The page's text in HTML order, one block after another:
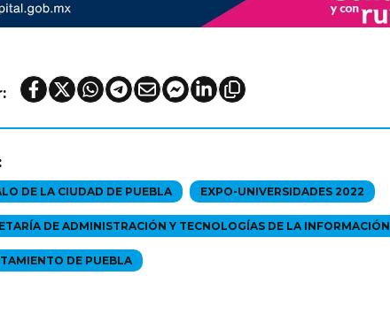
DE LA CIUDAD DE PUEBLA EXPO-UNIVERSIDADES 2022
DE ADMINISTRACIÓN Y TECNOLOGÍAS DE LA INFORMACIÓN
DE PUEBLA